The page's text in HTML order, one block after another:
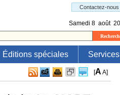
Éditions spéciales Services
[A A]